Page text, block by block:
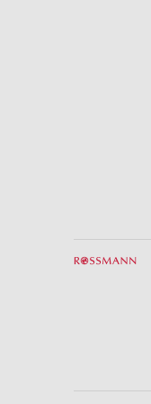
Nicht-IAB-